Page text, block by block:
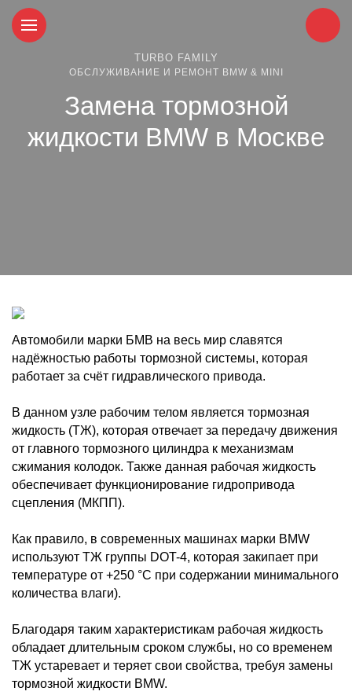
TURBO FAMILY
ОБСЛУЖИВАНИЕ И РЕМОНТ BMW & MINI
Замена тормозной
жидкости BMW в Москве
Автомобили марки БМВ на весь мир славятся
надёжностью работы тормозной системы, которая
работает за счёт гидравлического привода.
В данном узле рабочим телом является тормозная
жидкость (ТЖ), которая отвечает за передачу движения
от главного тормозного цилиндра к механизмам
сжимания колодок. Также данная рабочая жидкость
обеспечивает функционирование гидропривода
сцепления (МКПП).
Как правило, в современных машинах марки BMW
используют ТЖ группы DOT-4, которая закипает при
температуре от +250 °С при содержании минимального
количества влаги).
Благодаря таким характеристикам рабочая жидкость
обладает длительным сроком службы, но со временем
ТЖ устаревает и теряет свои свойства, требуя замены
тормозной жидкости BMW.